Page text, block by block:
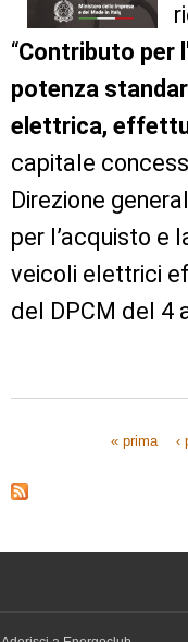
“Contributo per
potenza
elettrica,
capitale
Direzione
per l’acquisto e
veicoli elettrici
del DPCM del 4
« prima ‹